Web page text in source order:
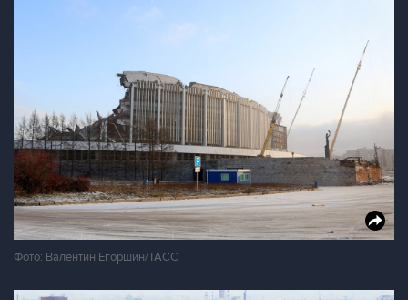
Фото: Валентин Егоршин/ТАСС